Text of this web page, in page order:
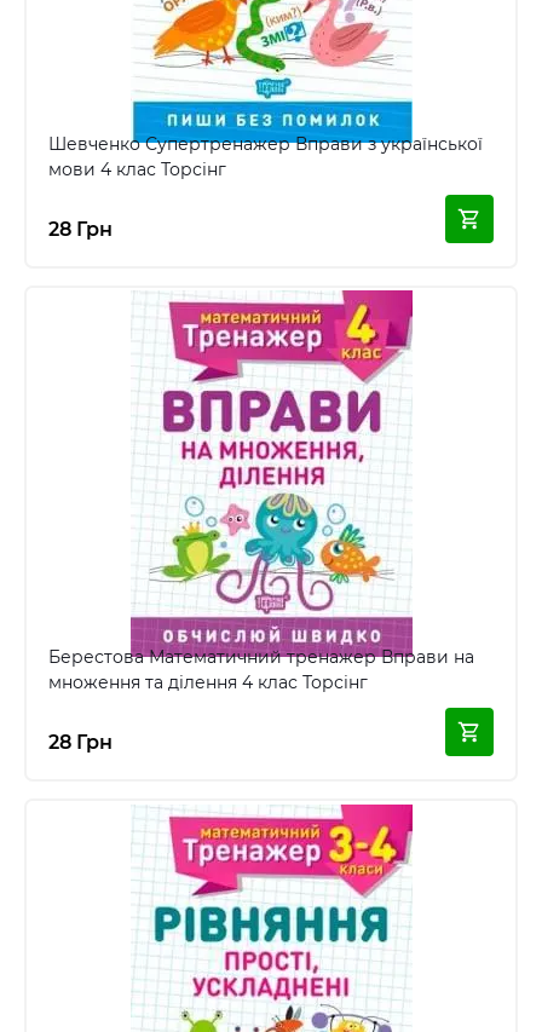
Шевченко Супертренажер Вправи з української
мови 4 клас Торсінг
28 Грн
Берестова Математичний тренажер Вправи на
множення та ділення 4 клас Торсінг
28 Грн